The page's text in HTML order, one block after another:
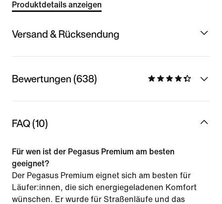
Produktdetails anzeigen
Versand & Rücksendung
Bewertungen (638)
FAQ (10)
Für wen ist der Pegasus Premium am besten
geeignet?
Der Pegasus Premium eignet sich am besten für
Läufer:innen, die sich energiegeladenen Komfort
wünschen. Er wurde für Straßenläufe und das